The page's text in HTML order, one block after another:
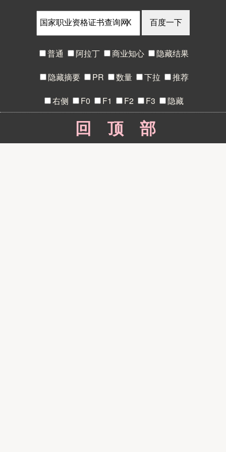
X
普通 阿拉丁 商业知心 隐藏结果
隐藏摘要 PR 数量 下拉 推荐
右侧 F0 F1 F2 F3 隐藏
回顶部